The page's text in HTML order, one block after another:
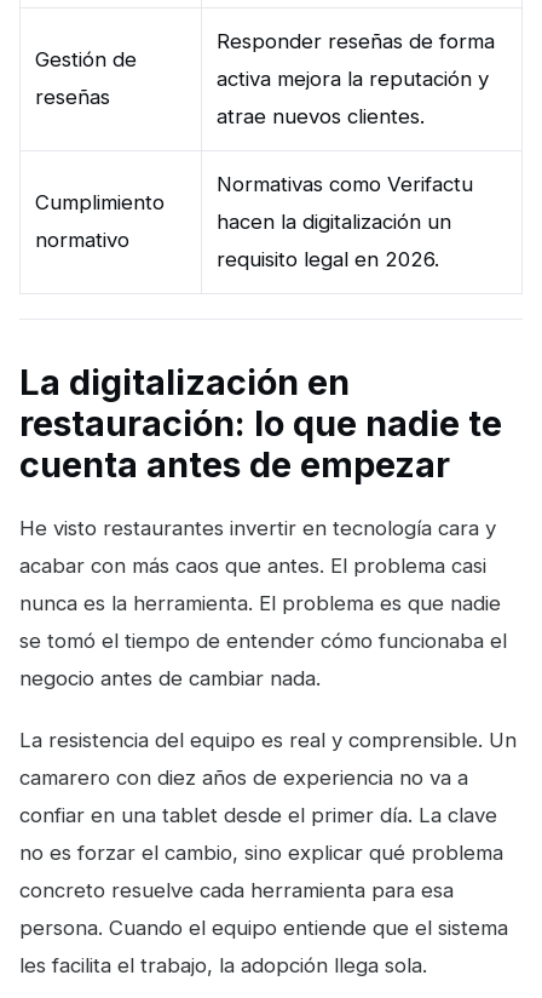
Gestión de
reseñas
Responder reseñas de forma
activa mejora la reputación y
atrae nuevos clientes.
Cumplimiento
normativo
Normativas como Verifactu
hacen la digitalización un
requisito legal en 2026.
La digitalización en
restauración: lo que nadie te
cuenta antes de empezar
He visto restaurantes invertir en tecnología cara y
acabar con más caos que antes. El problema casi
nunca es la herramienta. El problema es que nadie
se tomó el tiempo de entender cómo funcionaba el
negocio antes de cambiar nada.
La resistencia del equipo es real y comprensible. Un
camarero con diez años de experiencia no va a
confiar en una tablet desde el primer día. La clave
no es forzar el cambio, sino explicar qué problema
concreto resuelve cada herramienta para esa
persona. Cuando el equipo entiende que el sistema
les facilita el trabajo, la adopción llega sola.